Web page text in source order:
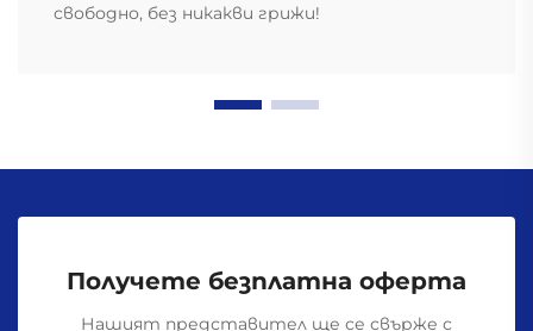
свободно, без никакви грижи!
Получете безплатна оферта
Нашият представител ще се свърже с